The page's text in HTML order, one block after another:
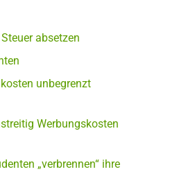
absetzen
unbegrenzt
Werbungskosten
„verbrennen“ ihre